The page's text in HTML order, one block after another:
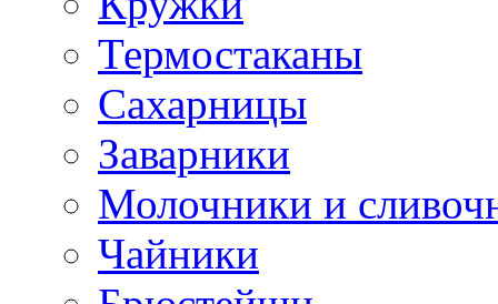
Термостаканы
Сахарницы
Заварники
Молочники и
Чайники